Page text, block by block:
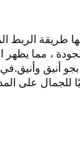
الربط
، مما يظهر
أنيق وأنيق.في
للجمال على